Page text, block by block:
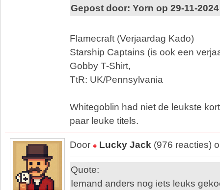
Gepost door: Yorn op 29-11-
Flamecraft (Verjaardag Kado)
Starship Captains (is ook een
Gobby T-Shirt,
TtR: UK/Pennsylvania
Whitegoblin had niet de leukste
paar leuke titels.
Door Lucky Jack (976 reacties)
Quote:
Iemand anders nog iets leuks